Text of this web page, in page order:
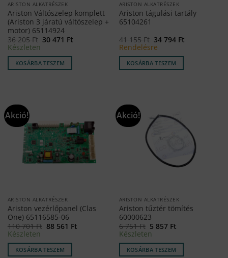
ARISTON ALKATRÉSZEK
Ariston Váltószelep komplett
(Ariston 3 járatú váltószelep +
motor) 65114924
36 205Ft Original
36
205 Ft.
30 471 FtCurrent
Készleten
KOSÁRBA TESZEM
ARISTON ALKATRÉSZEK
Ariston tágulási tartály
65104261
41 155Ft Original
price
was:
41
155 Ft.
34 794 FtCurrent
Rendelésre
KOSÁRBA TESZEM
Akció!
ARISTON ALKATRÉSZEK
Ariston vezérlőpanel (Clas
One) 65116585-06
110 701Ft Original
110
701 Ft.
88 561 FtCurrent
Készleten
KOSÁRBA TESZEM
Akció!
ARISTON ALKATRÉSZEK
Ariston tűztér tömítés
60000623
6 751Ft Original
price
was:
6
751 Ft.
5 857 FtCurrent
5
Készleten
KOSÁRBA TESZEM